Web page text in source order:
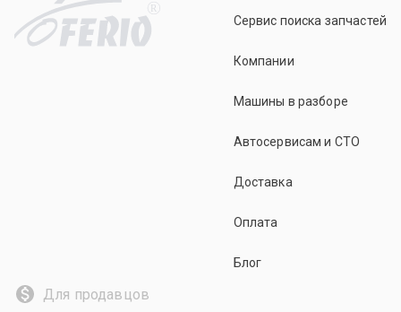
R
Сервис поиска запчастей
Компании
Машины в разборе
Автосервисам и СТО
Доставка
Оплата
Блог
Для продавцов